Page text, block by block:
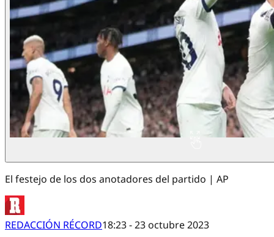
El festejo de los dos anotadores del partido | AP
REDACCIÓN RÉCORD18:23 - 23 octubre 2023